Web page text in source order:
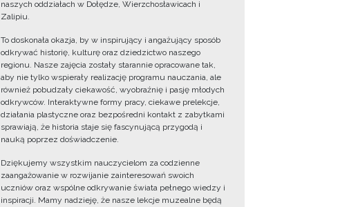
naszych oddziałach w Dołędze, Wierzchosławicach i
Zalipiu.
To doskonała okazja, by w inspirujący i angażujący sposób
odkrywać historię, kulturę oraz dziedzictwo naszego
regionu. Nasze zajęcia zostały starannie opracowane tak,
aby nie tylko wspierały realizację programu nauczania, ale
również pobudzały ciekawość, wyobraźnię i pasję młodych
odkrywców. Interaktywne formy pracy, ciekawe prelekcje,
działania plastyczne oraz bezpośredni kontakt z zabytkami
sprawiają, że historia staje się fascynującą przygodą i
nauką poprzez doświadczenie.
Dziękujemy wszystkim nauczycielom za codzienne
zaangażowanie w rozwijanie zainteresowań swoich
uczniów oraz wspólne odkrywanie świata pełnego wiedzy i
inspiracji. Mamy nadzieję, że nasze lekcje muzealne będą